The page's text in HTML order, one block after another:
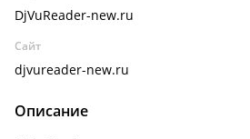
DjVuReader-new.ru
Сайт
djvureader-new.ru
Описание